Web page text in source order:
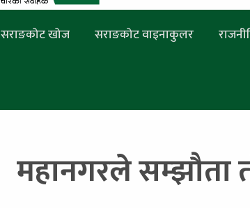
सराङकोट खोज सराङकोट वाइनाकुलर
महानगरले सम्झौता